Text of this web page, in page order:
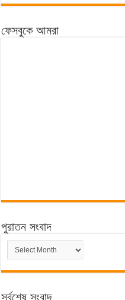
ফেসবুকে আমরা
পুরাতন সংবাদ
পুরাতন
সংবাদ
সর্বশেষ সংবাদ